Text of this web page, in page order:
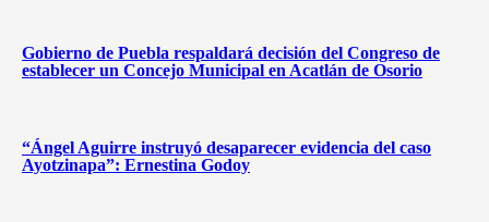
Gobierno de Puebla respaldará decisión del Congreso de
establecer un Concejo Municipal en Acatlán de Osorio
“Ángel Aguirre instruyó desaparecer evidencia del caso
Ayotzinapa”: Ernestina Godoy